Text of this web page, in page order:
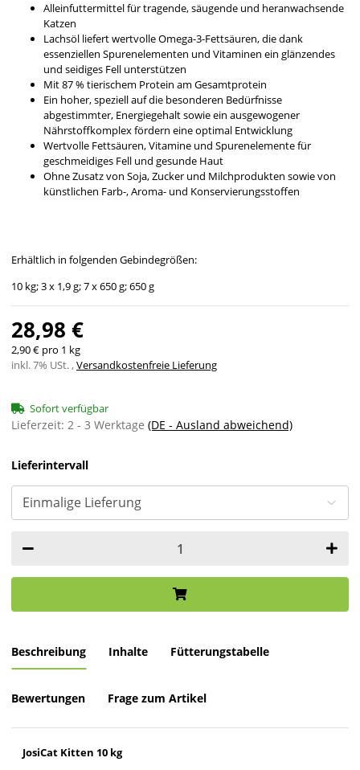
Alleinfuttermittel für tragende, säugende und heranwachsende
Katzen
Lachsöl liefert wertvolle Omega-3-Fettsäuren, die dank
essenziellen Spurenelementen und Vitaminen ein glänzendes
und seidiges Fell unterstützen
Mit 87 % tierischem Protein am Gesamtprotein
Ein hoher, speziell auf die besonderen Bedürfnisse
abgestimmter, Energiegehalt sowie ein ausgewogener
Nährstoffkomplex fördern eine optimal Entwicklung
Wertvolle Fettsäuren, Vitamine und Spurenelemente für
geschmeidiges Fell und gesunde Haut
Ohne Zusatz von Soja, Zucker und Milchprodukten sowie von
künstlichen Farb-, Aroma- und Konservierungsstoffen
Erhältlich in folgenden Gebindegrößen:
10 kg; 3 x 1,9 g; 7 x 650 g; 650 g
28,98 €
2,90 € pro 1 kg
inkl. 7% USt. ,Versandkostenfreie Lieferung
Sofort verfügbar
Lieferzeit: 2 - 3 Werktage (DE - Ausland abweichend)
Lieferintervall
Beschreibung Inhalte Fütterungstabelle
Bewertungen Frage zum Artikel
JosiCat Kitten 10 kg